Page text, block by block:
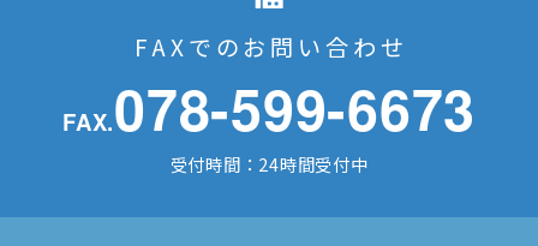
FAXでのお問い合わせ
FAX.078-599-6673
受付時間：24時間受付中